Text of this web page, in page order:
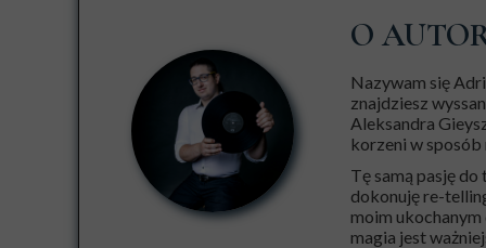
O
Nazywam się
znajdziesz
Aleksandra
korzeni w
Tę samą pasję
dokonuję re-
moim
magia jest